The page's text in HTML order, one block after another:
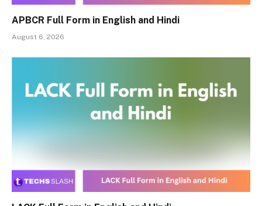
APBCR Full Form in English and Hindi
August 6, 2026